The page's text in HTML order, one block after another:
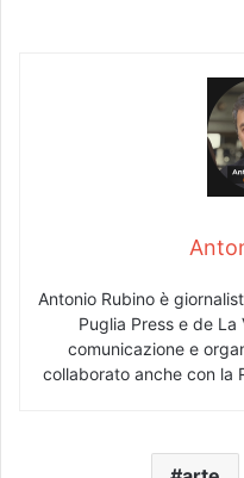
Antonio Rubino è
Puglia Press e de
comunicazione e
collaborato anche con la